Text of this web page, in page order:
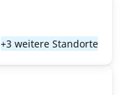
+3 weitere Standorte